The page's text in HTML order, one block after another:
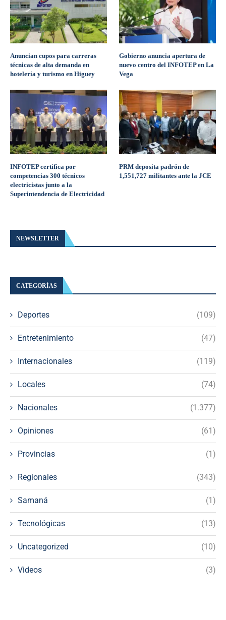
Anuncian cupos para carreras
técnicas de alta demanda en
hotelería y turismo en Higuey
Gobierno anuncia apertura de
nuevo centro del INFOTEP en La
Vega
INFOTEP certifica por
competencias 300 técnicos
electricistas junto a la
Superintendencia de Electricidad
PRM deposita padrón de
1,551,727 militantes ante la JCE
NEWSLETTER
CATEGORÍAS
Deportes (109)
Entretenimiento (47)
Internacionales (119)
Locales (74)
Nacionales (1.377)
Opiniones (61)
Provincias (1)
Regionales (343)
Samaná (1)
Tecnológicas (13)
Uncategorized (10)
Videos (3)